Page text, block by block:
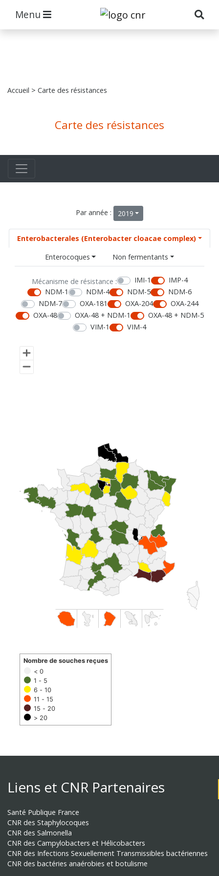
Menu
Accueil > Carte des résistances
Carte des résistances
Par année : 2019
Enterobacterales (Enterobacter cloacae complex)
Enterocoques
Non fermentants
Mécanisme de résistance : IMI-1
IMP-4
NDM-1
NDM-4 NDM-5
NDM-6
NDM-7
OXA-181 OXA-204
OXA-244
OXA-48
OXA-48 + NDM-1
OXA-48 + NDM-5
VIM-1
VIM-4
< 0
1 - 5
6 - 10
11 - 15
15 - 20
> 20
Nombre de souches reçues
Liens et CNR Partenaires
Santé Publique France
CNR des Staphylocoques
CNR des Salmonella
CNR des Campylobacters et Hélicobacters
CNR des Infections Sexuellement Transmissibles bactériennes
CNR des bactéries anaérobies et botulisme